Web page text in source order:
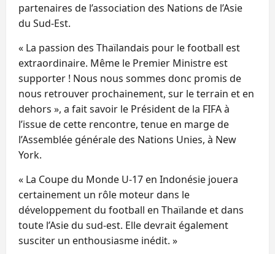
partenaires de l’association des Nations de l’Asie
du Sud-Est.
« La passion des Thaïlandais pour le football est
extraordinaire. Même le Premier Ministre est
supporter ! Nous nous sommes donc promis de
nous retrouver prochainement, sur le terrain et en
dehors », a fait savoir le Président de la FIFA à
l’issue de cette rencontre, tenue en marge de
l’Assemblée générale des Nations Unies, à New
York.
« La Coupe du Monde U-17 en Indonésie jouera
certainement un rôle moteur dans le
développement du football en Thaïlande et dans
toute l’Asie du sud-est. Elle devrait également
susciter un enthousiasme inédit. »